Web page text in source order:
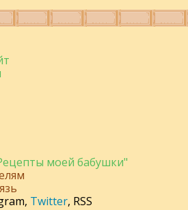
моей бабушки"
, Twitter, RSS